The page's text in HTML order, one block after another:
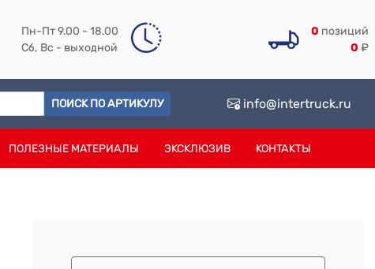
Пн-Пт 9.00 - 18.00
Сб, Вс - выходной
0 позиций
0 ₽
ПОИСК ПО АРТИКУЛУ info@intertruck.ru
ПОЛЕЗНЫЕ МАТЕРИАЛЫ ЭКСКЛЮЗИВ КОНТАКТЫ